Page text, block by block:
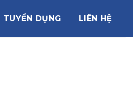
TUYỂN DỤNG LIÊN HỆ